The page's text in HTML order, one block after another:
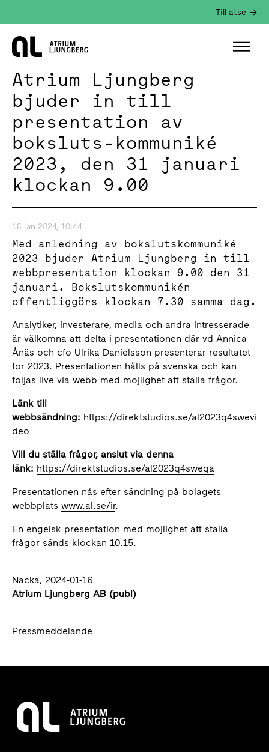
Till al.se
Hem
Atrium Ljungberg
bjuder in till
presentation av
boksluts-kommuniké
2023, den 31 januari
klockan 9.00
16 jan 2024, 10:44
Med anledning av bokslutskommuniké
2023 bjuder Atrium Ljungberg in till
webbpresentation klockan 9.00 den 31
januari. Bokslutskommunikén
offentliggörs klockan 7.30 samma dag.
Analytiker, investerare, media och andra intresserade
är välkomna att delta i presentationen där vd Annica
Ånäs och cfo Ulrika Danielsson presenterar resultatet
för 2023. Presentationen hålls på svenska och kan
följas live via webb med möjlighet att ställa frågor.
Länk till
webbsändning: https://direktstudios.se/al2023q4swevi
deo
Vill du ställa frågor, anslut via denna
länk: https://direktstudios.se/al2023q4sweqa
Presentationen nås efter sändning på bolagets
webbplats www.al.se/ir.
En engelsk presentation med möjlighet att ställa
frågor sänds klockan 10.15.
Nacka, 2024-01-16
Atrium Ljungberg AB (publ)
Pressmeddelande